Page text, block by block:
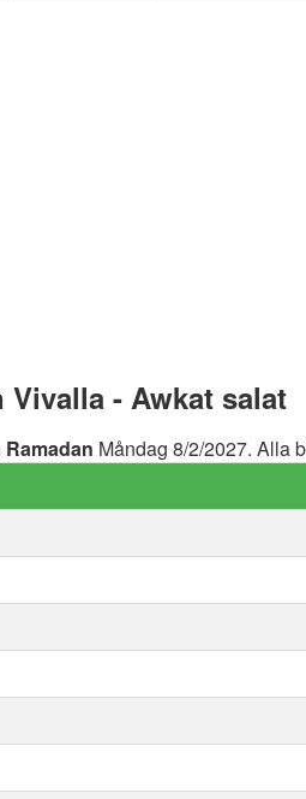
Vivalla - Awkat salat
Ramadan Måndag 8/2/2027. Alla